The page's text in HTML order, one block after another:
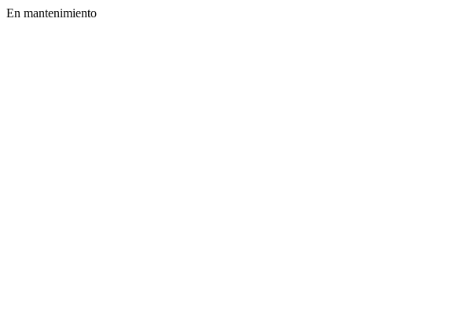
En mantenimiento